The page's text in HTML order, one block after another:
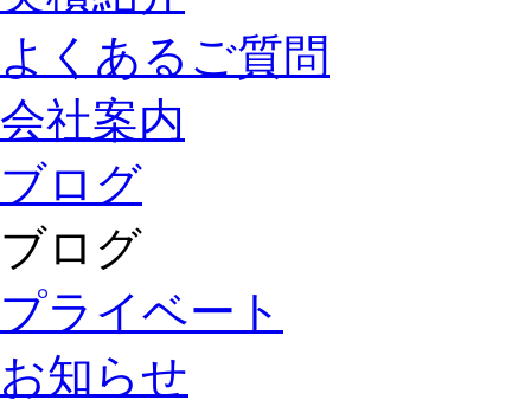
よくあるご質問
会社案内
ブログ
ブログ
プライベート
お知らせ